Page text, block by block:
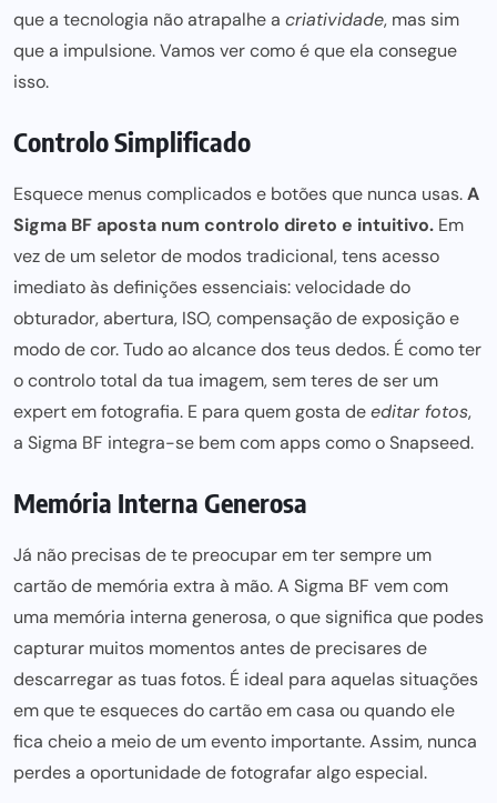
que a tecnologia não atrapalhe a criatividade, mas sim
que a impulsione. Vamos ver como é que ela consegue
isso.
Controlo Simplificado
Esquece menus complicados e botões que nunca usas.A
Sigma BF aposta num controlo direto e intuitivo. Em
vez de um seletor de modos tradicional, tens acesso
imediato às definições essenciais: velocidade do
obturador, abertura, ISO, compensação de exposição e
modo de cor. Tudo ao alcance dos teus dedos. É como ter
o controlo total da tua imagem, sem teres de ser um
expert em fotografia. E para quem gosta deeditar fotos,
a Sigma BF integra-se bem com apps como oSnapseed.
Memória Interna Generosa
Já não precisas de te preocupar em ter sempre um
cartão de memória extra à mão. A Sigma BF vem com
uma memória interna generosa, o que significa que podes
capturar muitos momentos antes de precisares de
descarregar as tuas fotos. É ideal para aquelas situações
em que te esqueces do cartão em casa ou quando ele
fica cheio a meio de um evento importante. Assim, nunca
perdes a oportunidade de fotografar algo especial.